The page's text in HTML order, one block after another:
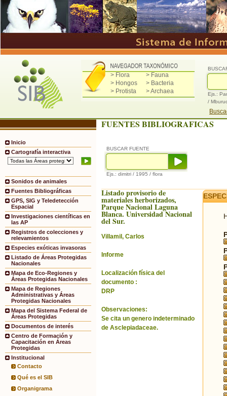
> Flora
> Fauna
> Hongos
> Bacteria
> Protista
> Archaea
Ejs.:
/
Inicio
Cartografía interactiva
Sonidos de animales
Fuentes Bibliográficas
GPS, SIG y Teledetección
Espacial
Investigaciones científicas en
las AP
Registros de colecciones y
relevamientos
Especies exóticas invasoras
Listado de Áreas Protegidas
Nacionales
Mapa de Eco-Regiones y
Áreas Protegidas Nacionales
Mapa de Regiones
Administrativas y Áreas
Protegidas Nacionales
Mapa del Sistema Federal de
Áreas Protegidas
Documentos de interés
Centro de Formación y
Capacitación en Áreas
Protegidas
Institucional
Contacto
Qué es el SIB
Organigrama
FUENTES BIBLIOGRAFICAS
BUSCAR FUENTE
Ejs.: dimitri / 1995 / flora
Listado provisorio de
materiales herborizados,
Parque Nacional Laguna
Blanca. Universidad Nacional
del Sur.
Villamil, Carlos
Informe
Localización física del
documento :
DRP
Observaciones:
Se cita un genero indeterminado
de Asclepiadaceae.